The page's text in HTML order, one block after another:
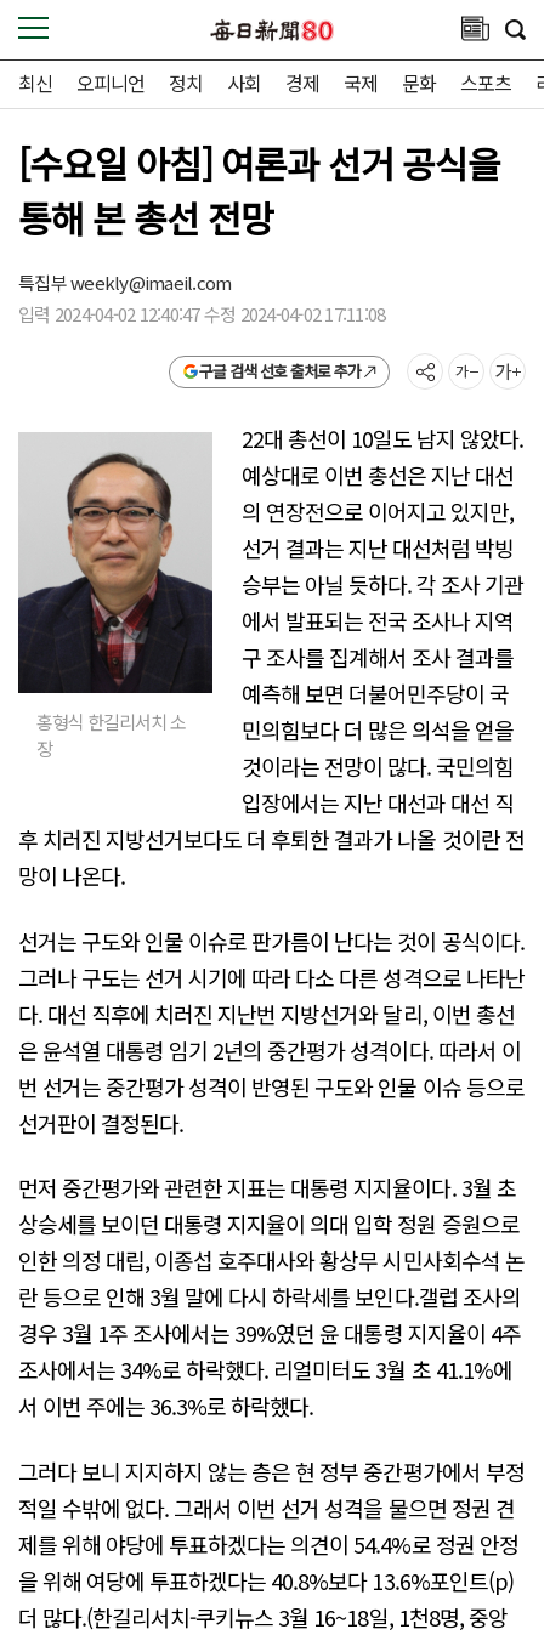
최신 오피니언 정치 사회 경제 국제 문화 스포츠
[수요일 아침] 여론과 선거 공식을
통해 본 총선 전망
특집부weekly@imaeil.com
입력 2024-04-02 12:40:47 수정 2024-04-02 17:11:08
구글 검색 선호 출처로 추가
홍형식 한길리서치 소
장
22대 총선이 10일도 남지 않았다.
예상대로 이번 총선은 지난 대선
의 연장전으로 이어지고 있지만,
선거 결과는 지난 대선처럼 박빙
승부는 아닐 듯하다. 각 조사 기관
에서 발표되는 전국 조사나 지역
구 조사를 집계해서 조사 결과를
예측해 보면 더불어민주당이 국
민의힘보다 더 많은 의석을 얻을
것이라는 전망이 많다. 국민의힘
입장에서는 지난 대선과 대선 직
후 치러진 지방선거보다도 더 후퇴한 결과가 나올 것이란 전
망이 나온다.
선거는 구도와 인물 이슈로 판가름이 난다는 것이 공식이다.
그러나 구도는 선거 시기에 따라 다소 다른 성격으로 나타난
다. 대선 직후에 치러진 지난번 지방선거와 달리, 이번 총선
은 윤석열 대통령 임기 2년의 중간평가 성격이다. 따라서 이
번 선거는 중간평가 성격이 반영된 구도와 인물 이슈 등으로
선거판이 결정된다.
먼저 중간평가와 관련한 지표는 대통령 지지율이다. 3월 초
상승세를 보이던 대통령 지지율이 의대 입학 정원 증원으로
인한 의정 대립, 이종섭 호주대사와 황상무 시민사회수석 논
란 등으로 인해 3월 말에 다시 하락세를 보인다.갤럽 조사의
경우 3월 1주 조사에서는 39%였던 윤 대통령 지지율이 4주
조사에서는 34%로 하락했다. 리얼미터도 3월 초 41.1%에
서 이번 주에는 36.3%로 하락했다.
그러다 보니 지지하지 않는 층은 현 정부 중간평가에서 부정
적일 수밖에 없다. 그래서 이번 선거 성격을 물으면 정권 견
제를 위해 야당에 투표하겠다는 의견이 54.4%로 정권 안정
을 위해 여당에 투표하겠다는 40.8%보다 13.6%포인트(p)
더 많다.(한길리서치-쿠키뉴스 3월 16~18일, 1천8명, 중앙